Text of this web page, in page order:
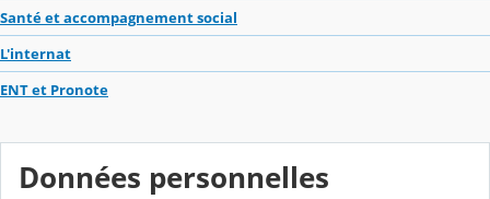
Santé et accompagnement social
L'internat
ENT et Pronote
Données personnelles